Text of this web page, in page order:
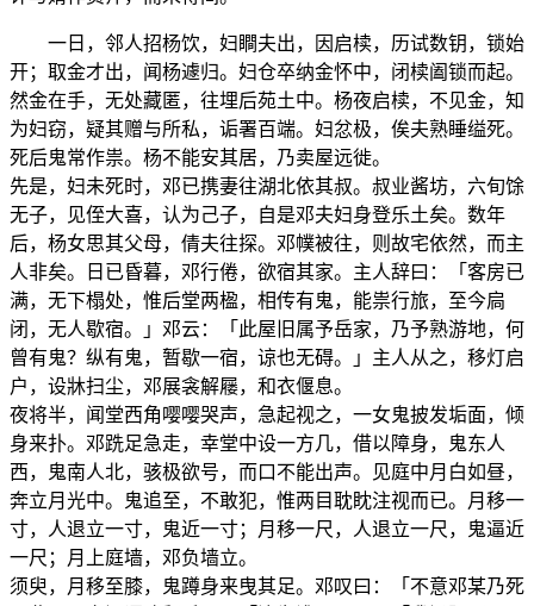
一日，邻人招杨饮，妇瞷夫出，因启椟，历试数钥，锁始
开；取金才出，闻杨遽归。妇仓卒纳金怀中，闭椟阖锁而起。
然金在手，无处藏匿，往埋后苑土中。杨夜启椟，不见金，知
为妇窃，疑其赠与所私，诟署百端。妇忿极，俟夫熟睡缢死。
死后鬼常作祟。杨不能安其居，乃卖屋远徙。
先是，妇未死时，邓已携妻往湖北依其叔。叔业酱坊，六旬馀
无子，见侄大喜，认为己子，自是邓夫妇身登乐土矣。数年
后，杨女思其父母，倩夫往探。邓幞被往，则故宅依然，而主
人非矣。日已昏暮，邓行倦，欲宿其家。主人辞曰：「客房已
满，无下榻处，惟后堂两楹，相传有鬼，能祟行旅，至今扃
闭，无人歇宿。」邓云：「此屋旧属予岳家，乃予熟游地，何
曾有鬼？纵有鬼，暂歇一宿，谅也无碍。」主人从之，移灯启
户，设牀扫尘，邓展衾解屦，和衣偃息。
夜将半，闻堂西角嘤嘤哭声，急起视之，一女鬼披发垢面，倾
身来扑。邓跣足急走，幸堂中设一方几，借以障身，鬼东人
西，鬼南人北，骇极欲号，而口不能出声。见庭中月白如昼，
奔立月光中。鬼追至，不敢犯，惟两目耽眈注视而已。月移一
寸，人退立一寸，鬼近一寸；月移一尺，人退立一尺，鬼逼近
一尺；月上庭墙，邓负墙立。
须臾，月移至膝，鬼蹲身来曳其足。邓叹曰：「不意邓某乃死